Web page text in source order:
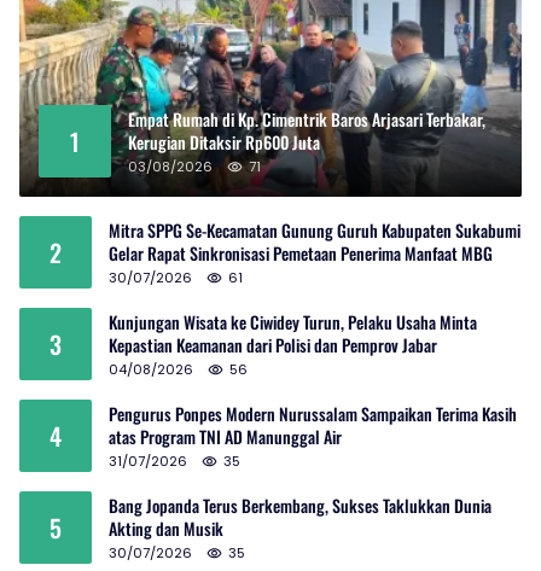
1
Empat Rumah di Kp. Cimentrik Baros Arjasari Terbakar,
Kerugian Ditaksir Rp600 Juta
03/08/2026 71
2
Mitra SPPG Se-Kecamatan Gunung Guruh Kabupaten Sukabumi
Gelar Rapat Sinkronisasi Pemetaan Penerima Manfaat MBG
30/07/2026 61
3
Kunjungan Wisata ke Ciwidey Turun, Pelaku Usaha Minta
Kepastian Keamanan dari Polisi dan Pemprov Jabar
04/08/2026 56
4
Pengurus Ponpes Modern Nurussalam Sampaikan Terima Kasih
atas Program TNI AD Manunggal Air
31/07/2026 35
5
Bang Jopanda Terus Berkembang, Sukses Taklukkan Dunia
Akting dan Musik
30/07/2026 35